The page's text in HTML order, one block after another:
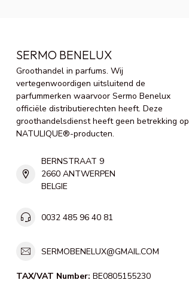
SERMO BENELUX
Groothandel in parfums. Wij
vertegenwoordigen uitsluitend de
parfummerken waarvoor Sermo Benelux
officiële distributierechten heeft. Deze
groothandelsdienst heeft geen betrekking op
NATULIQUE®-producten.
BERNSTRAAT 9
2660 ANTWERPEN
BELGIE
0032 485 96 40 81
SERMOBENELUX@GMAIL.COM
TAX/VAT Number: BE0805155230